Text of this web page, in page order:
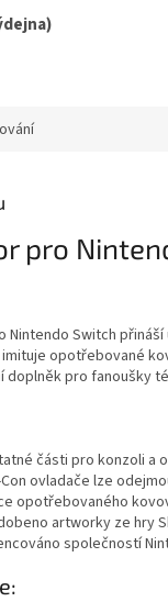
pro
Nintendo Switch
imituje opotřebované
pro fanoušky
části pro konzoli a
ovladače lze
opotřebovaného
artworky ze hry
společností